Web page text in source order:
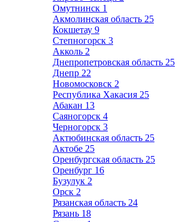
Омутнинск 1
Акмолинская область 25
Кокшетау 9
Степногорск 3
Акколь 2
Днепропетровская область 25
Днепр 22
Новомосковск 2
Республика Хакасия 25
Абакан 13
Саяногорск 4
Черногорск 3
Актюбинская область 25
Актобе 25
Оренбургская область 25
Оренбург 16
Бузулук 2
Орск 2
Рязанская область 24
Рязань 18